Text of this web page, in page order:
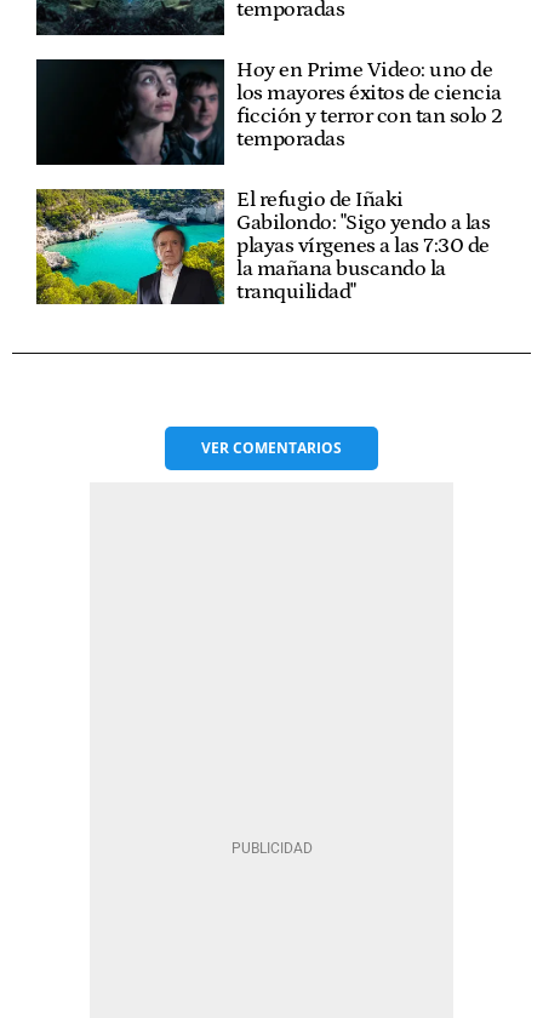
temporadas
Hoy en Prime Video: uno de
los mayores éxitos de ciencia
ficción y terror con tan solo 2
temporadas
El refugio de Iñaki
Gabilondo: "Sigo yendo a las
playas vírgenes a las 7:30 de
la mañana buscando la
tranquilidad"
VERCOMENTARIOS